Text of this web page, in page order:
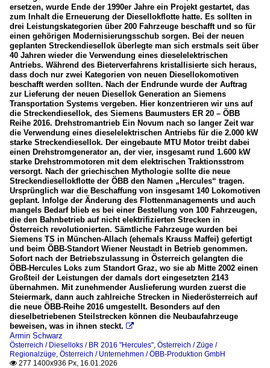
ersetzen, wurde Ende der 1990er Jahre ein Projekt gestartet, das
zum Inhalt die Erneuerung der Diesellokflotte hatte. Es sollten in
drei Leistungskategorien über 200 Fahrzeuge beschafft und so für
einen gehörigen Modernisierungsschub sorgen. Bei der neuen
geplanten Streckendiesellok überlegte man sich erstmals seit über
40 Jahren wieder die Verwendung eines dieselelektrischen
Antriebs. Während des Bieterverfahrens kristallisierte sich heraus,
dass doch nur zwei Kategorien von neuen Diesellokomotiven
beschafft werden sollten. Nach der Endrunde wurde der Auftrag
zur Lieferung der neuen Diesellok Generation an Siemens
Transportation Systems vergeben. Hier konzentrieren wir uns auf
die Streckendiesellok, des Siemens Baumusters ER 20 – ÖBB
Reihe 2016. Drehstromantrieb Ein Novum nach so langer Zeit war
die Verwendung eines dieselelektrischen Antriebs für die 2.000 kW
starke Streckendiesellok. Der eingebaute MTU Motor treibt dabei
einen Drehstromgenerator an, der vier, insgesamt rund 1.600 kW
starke Drehstrommotoren mit dem elektrischen Traktionsstrom
versorgt. Nach der griechischen Mythologie sollte die neue
Streckendiesellokflotte der ÖBB den Namen „Hercules“ tragen.
Ursprünglich war die Beschaffung von insgesamt 140 Lokomotiven
geplant. Infolge der Änderung des Flottenmanagements und auch
mangels Bedarf blieb es bei einer Bestellung von 100 Fahrzeugen,
die den Bahnbetrieb auf nicht elektrifizierten Strecken in
Österreich revolutionierten. Sämtliche Fahrzeuge wurden bei
Siemens TS in München-Allach (ehemals Krauss Maffei) gefertigt
und beim ÖBB-Standort Wiener Neustadt in Betrieb genommen.
Sofort nach der Betriebszulassung in Österreich gelangten die
ÖBB-Hercules Loks zum Standort Graz, wo sie ab Mitte 2002 einen
Großteil der Leistungen der damals dort eingesetzten 2143
übernahmen. Mit zunehmender Auslieferung wurden zuerst die
Steiermark, dann auch zahlreiche Strecken in Niederösterreich auf
die neue ÖBB-Reihe 2016 umgestellt. Besonders auf den
dieselbetriebenen Steilstrecken können die Neubaufahrzeuge
beweisen, was in ihnen steckt. 
Armin Schwarz
Österreich / Dieselloks / BR 2016 "Hercules", Österreich / Züge /
Regionalzüge, Österreich / Unternehmen / ÖBB-Produktion GmbH
 277 1400x936 Px, 16.01.2026